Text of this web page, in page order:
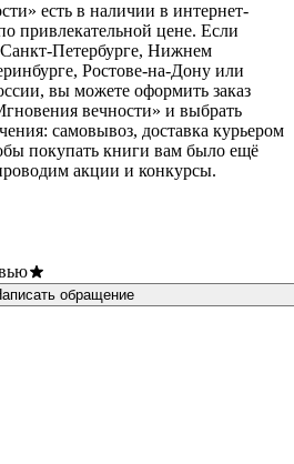
есть в наличии в интернет-
привлекательной цене. Если
Петербурге, Нижнем
Ростове-на-Дону или
вы можете оформить заказ
вечности» и выбрать
самовывоз, доставка курьером
покупать книги вам было ещё
акции и конкурсы.
обращение